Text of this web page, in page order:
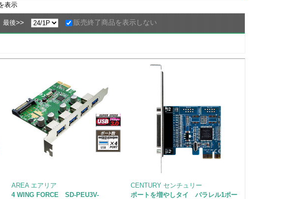
表示
最後>> 販売終了商品を表示しない
AREA エアリア
4 WING FORCE SD-PEU3V-
CENTURY センチュリー
ポートを増やしタイ パラレル1ポー